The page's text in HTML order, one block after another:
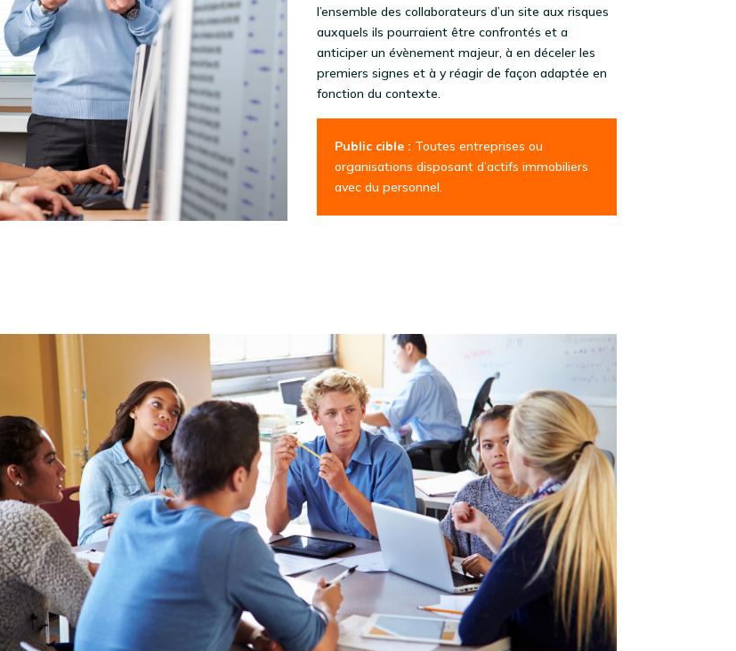
l’ensemble des collaborateurs d’un site aux risques
auxquels ils pourraient être confrontés et a
anticiper un évènement majeur, à en déceler les
premiers signes et à y réagir de façon adaptée en
fonction du contexte.
Public cible : Toutes entreprises ou
organisations disposant d’actifs immobiliers
avec du personnel.